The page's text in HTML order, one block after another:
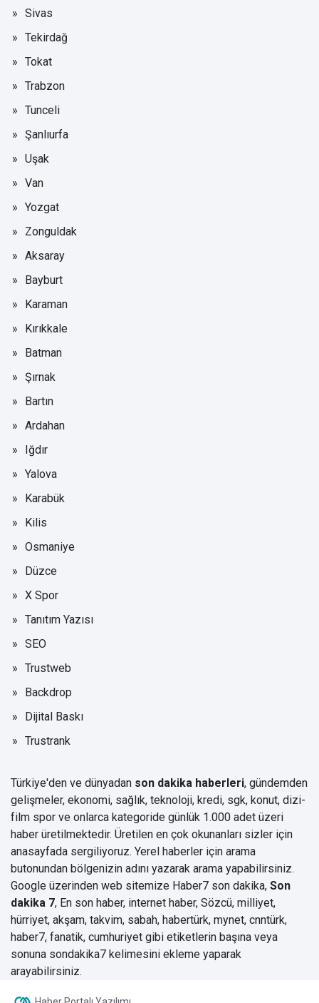
Sivas
Tekirdağ
Tokat
Trabzon
Tunceli
Şanlıurfa
Uşak
Van
Yozgat
Zonguldak
Aksaray
Bayburt
Karaman
Kırıkkale
Batman
Şırnak
Bartın
Ardahan
Iğdır
Yalova
Karabük
Kilis
Osmaniye
Düzce
X Spor
Tanıtım Yazısı
SEO
Trustweb
Backdrop
Dijital Baskı
Trustrank
Türkiye'den ve dünyadan son dakika haberleri, gündemden
gelişmeler, ekonomi, sağlık, teknoloji, kredi, sgk, konut, dizi-
film spor ve onlarca kategoride günlük 1.000 adet üzeri
haber üretilmektedir. Üretilen en çok okunanları sizler için
anasayfada sergiliyoruz. Yerel haberler için arama
butonundan bölgenizin adını yazarak arama yapabilirsiniz.
Google üzerinden web sitemize Haber7 son dakika, Son
dakika 7, En son haber, internet haber, Sözcü, milliyet,
hürriyet, akşam, takvim, sabah, habertürk, mynet, cnntürk,
haber7, fanatik, cumhuriyet gibi etiketlerin başına veya
sonuna sondakika7 kelimesini ekleme yaparak
arayabilirsiniz.